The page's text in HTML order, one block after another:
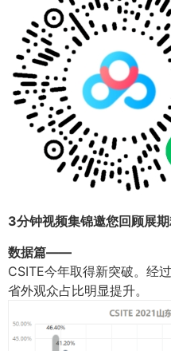
3分钟视频集锦邀您回顾展
数据篇——
CSITE今年取得新突破。经
省外观众占比明显提升。